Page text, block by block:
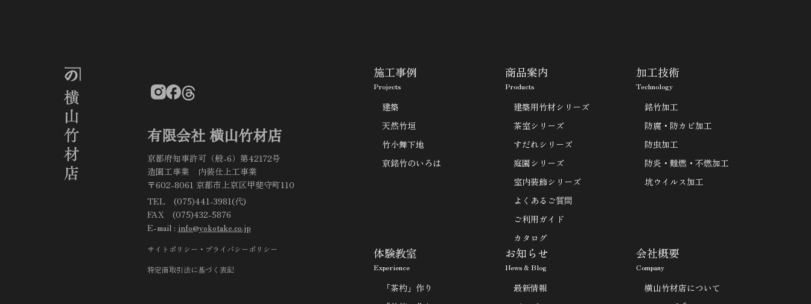
有限会社 横山竹材店
京都府知事許可（般-6）第42172号
造園工事業 内装仕上工事業
〒602-8061 京都市上京区甲斐守町110
TEL (075)441-3981(代)
FAX (075)432-5876
E-mail : info@yokotake.co.jp
サイトポリシー・プライバシーポリシー
特定商取引法に基づく表記
施工事例
Projects
建築
天然竹垣
竹小舞下地
京銘竹のいろは
商品案内
Products
建築用竹材シリーズ
茶室シリーズ
すだれシリーズ
庭園シリーズ
室内装飾シリーズ
よくあるご質問
ご利用ガイド
カタログ
加工技術
Technology
銘竹加工
防腐・防カビ加工
防虫加工
防炎・難燃・不燃加工
坑ウイルス加工
体験教室
Experience
「茶杓」作り
お知らせ
News & Blog
最新情報
会社概要
Company
横山竹材店について